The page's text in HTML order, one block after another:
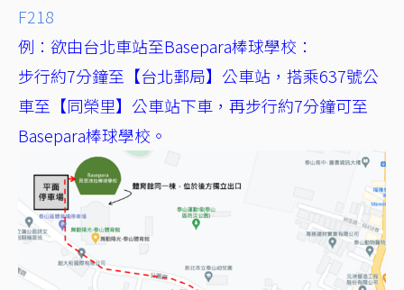
F218
例：欲由台北車站至Basepara棒球學校：
步行約7分鐘至【台北郵局】公車站，搭乘637號公
車至【同榮里】公車站下車，再步行約7分鐘可至
Basepara棒球學校。